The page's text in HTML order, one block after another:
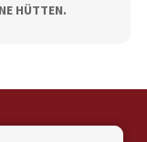
HÜTTEN.